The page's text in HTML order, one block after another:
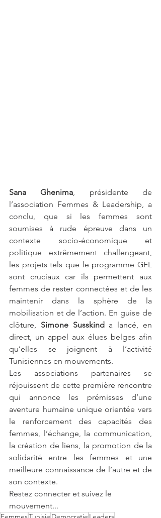
Sana Ghenima, présidente de
l’association Femmes & Leadership, a
conclu, que si les femmes sont
soumises à rude épreuve dans un
contexte socio-économique et
politique extrêmement challengeant,
les projets tels que le programme GFL
sont cruciaux car ils permettent aux
femmes de rester connectées et de les
maintenir dans la sphère de la
mobilisation et de l’action. En guise de
clôture, Simone Susskind a lancé, en
direct, un appel aux élues belges afin
qu’elles se joignent à l’activité
Tunisiennes en mouvements.
Les associations partenaires se
réjouissent de cette première rencontre
qui annonce les prémisses d’une
aventure humaine unique orientée vers
le renforcement des capacités des
femmes, l’échange, la communication,
la création de liens, la promotion de la
solidarité entre les femmes et une
meilleure connaissance de l’autre et de
son contexte.
Restez connecter et suivez le
mouvement...